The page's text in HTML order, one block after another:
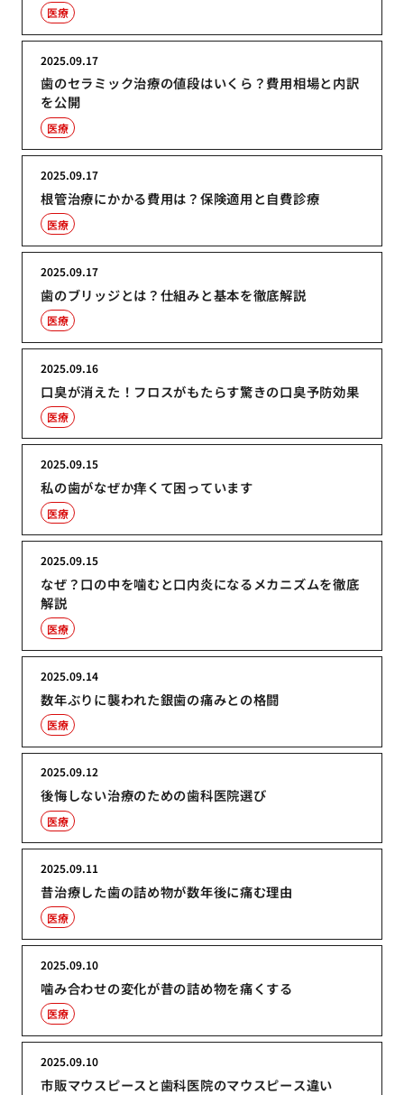
医療
歯のセラミック治療の値段はいくら？費用相場と内訳
を公開
2025.09.17
医療
根管治療にかかる費用は？保険適用と自費診療
2025.09.17
医療
歯のブリッジとは？仕組みと基本を徹底解説
2025.09.17
医療
口臭が消えた！フロスがもたらす驚きの口臭予防効果
2025.09.16
医療
私の歯がなぜか痒くて困っています
2025.09.15
医療
なぜ？口の中を噛むと口内炎になるメカニズムを徹底
解説
2025.09.15
医療
数年ぶりに襲われた銀歯の痛みとの格闘
2025.09.14
医療
後悔しない治療のための歯科医院選び
2025.09.12
医療
昔治療した歯の詰め物が数年後に痛む理由
2025.09.11
医療
噛み合わせの変化が昔の詰め物を痛くする
2025.09.10
医療
市販マウスピースと歯科医院のマウスピース違い
2025.09.10